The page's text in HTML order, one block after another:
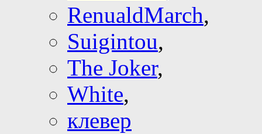
RenualdMarch,
Suigintou,
The Joker,
White,
клевер